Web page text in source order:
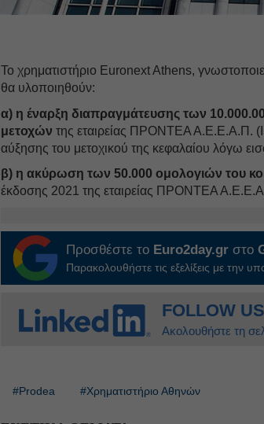
Το χρηματιστήριο Euronext Athens,
θα υλοποιηθούν:
α) η έναρξη διαπραγμάτευσης των
μετοχών της εταιρείας ΠΡΟΝΤΕΑ Α.Ε.Ε.Α.Π.
αύξησης του μετοχικού της κεφαλαίου λόγω
β) η ακύρωση των 50.000 ομολογιών του
έκδοσης 2021 της εταιρείας ΠΡΟΝΤΕΑ
Προσθέστε το Euro2day.gr στο
Παρακολουθήστε τις εξελίξεις με την
FOLLOW US
Ακολουθήστε τη
#Prodea #Χρηματιστήριο Αθηνών